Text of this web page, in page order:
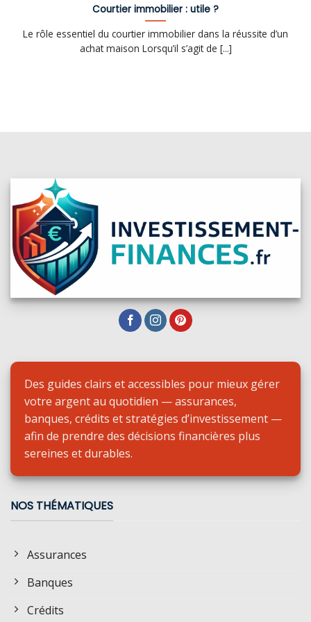
Courtier immobilier : utile ?
Le rôle essentiel du courtier immobilier dans la réussite d’un
achat maison Lorsqu’il s’agit de [...]
Des guides clairs et accessibles pour mieux gérer
votre argent au quotidien — assurances,
banques, crédits et stratégies d’investissement —
afin de prendre des décisions financières plus
sereines et durables.
NOS THÉMATIQUES
Assurances
Banques
Crédits